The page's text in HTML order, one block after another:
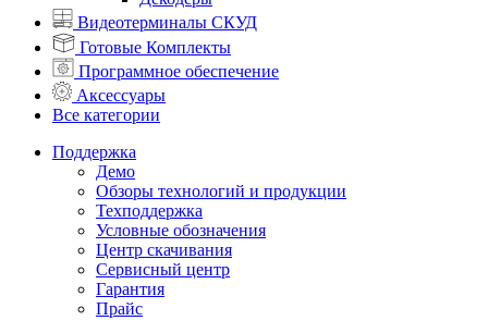
Видеотерминалы СКУД
Готовые Комплекты
Программное обеспечение
Аксессуары
Все категории
Поддержка
Демо
Обзоры технологий и продукции
Техподдержка
Условные обозначения
Центр скачивания
Сервисный центр
Гарантия
Прайс